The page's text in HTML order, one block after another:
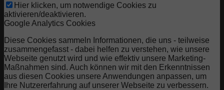
Hier klicken, um notwendige Cookies zu
aktivieren/deaktivieren.
Google Analytics Cookies
Diese Cookies sammeln Informationen, die uns - teilweise
zusammengefasst - dabei helfen zu verstehen, wie unsere
Webseite genutzt wird und wie effektiv unsere Marketing-
Maßnahmen sind. Auch können wir mit den Erkenntnissen
aus diesen Cookies unsere Anwendungen anpassen, um
Ihre Nutzererfahrung auf unserer Webseite zu verbessern.